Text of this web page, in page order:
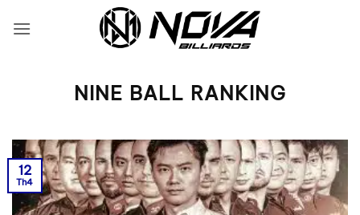
qua
NINE BALL RANKING
12
Th4